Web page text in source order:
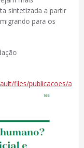
sintetizada a partir
para os
files/publicacoes/